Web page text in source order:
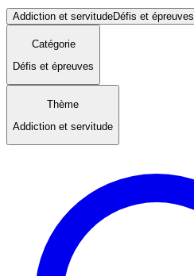
Addiction et servitudeDéfis et épreuves
Catégorie
Défis et épreuves
Thème
Addiction et servitude